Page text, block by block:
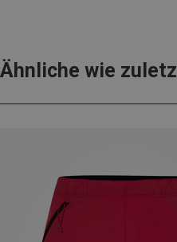
Ähnliche wie